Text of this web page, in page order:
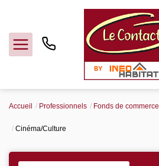
Vendre
Acheter
Accueil Professionnels Fonds de commerce
Cinéma/Culture